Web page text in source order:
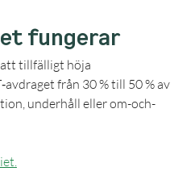
fungerar
att tillfälligt höja
från 30 % till 50 % av
underhåll eller om-och-